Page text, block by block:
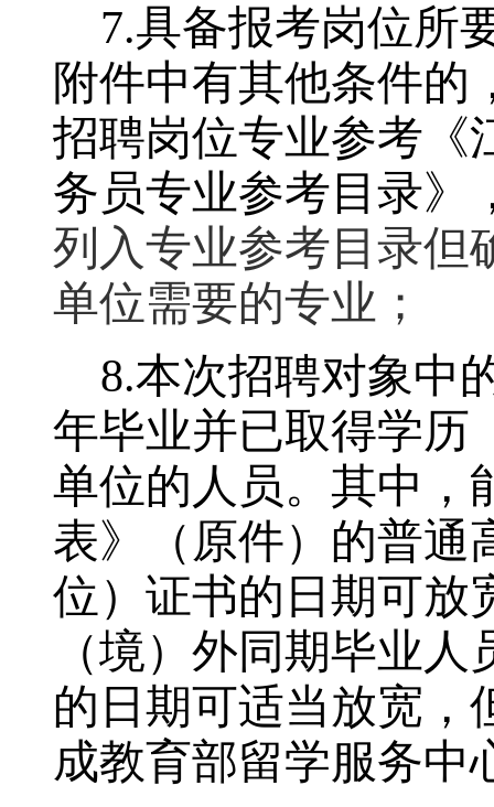
7.具备报考岗位所
附件中有其他条件的
招聘岗位专业参考《
务员专业参考目录》
列入专业参考目录但
单位需要的专业；
8.本次招聘对象中
年毕业并已取得学历
单位的人员。其中，
表》（原件）的普通
位）证书的日期可放
（境）外同期毕业
的日期可适当放宽，
成教育部留学服务中